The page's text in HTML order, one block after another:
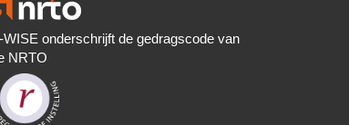
WISE onderschrijft de gedragscode van
NRTO